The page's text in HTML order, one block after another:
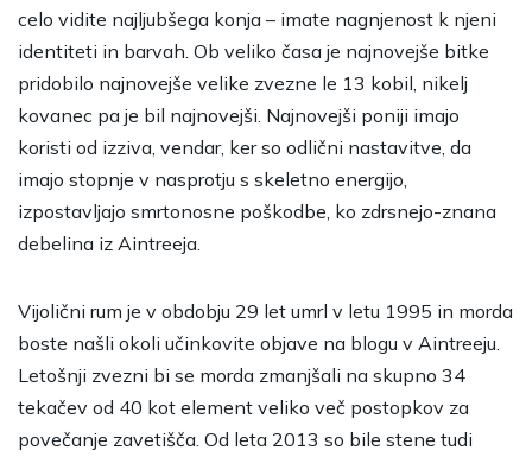
celo vidite najljubšega konja – imate nagnjenost k njeni
identiteti in barvah. Ob veliko časa je najnovejše bitke
pridobilo najnovejše velike zvezne le 13 kobil, nikelj
kovanec pa je bil najnovejši. Najnovejši poniji imajo
koristi od izziva, vendar, ker so odlični nastavitve, da
imajo stopnje v nasprotju s skeletno energijo,
izpostavljajo smrtonosne poškodbe, ko zdrsnejo-znana
debelina iz Aintreeja.
Vijolični rum je v obdobju 29 let umrl v letu 1995 in morda
boste našli okoli učinkovite objave na blogu v Aintreeju.
Letošnji zvezni bi se morda zmanjšali na skupno 34
tekačev od 40 kot element veliko več postopkov za
povečanje zavetišča. Od leta 2013 so bile stene tudi